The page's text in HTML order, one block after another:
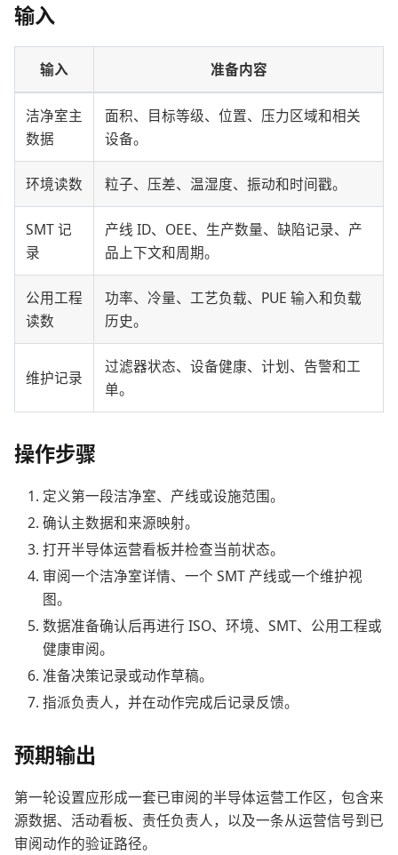
输入
输入 准备内容
洁净室主
数据
面积、目标等级、位置、压力区域和相关
设备。
环境读数 粒子、压差、温湿度、振动和时间戳。
SMT 记
录
产线 ID、OEE、生产数量、缺陷记录、产
品上下文和周期。
公用工程
读数
功率、冷量、工艺负载、PUE 输入和负载
历史。
维护记录
过滤器状态、设备健康、计划、告警和工
单。
操作步骤
定义第一段洁净室、产线或设施范围。
确认主数据和来源映射。
打开半导体运营看板并检查当前状态。
审阅一个洁净室详情、一个 SMT 产线或一个维护视
图。
数据准备确认后再进行 ISO、环境、SMT、公用工程或
健康审阅。
准备决策记录或动作草稿。
指派负责人，并在动作完成后记录反馈。
预期输出
第一轮设置应形成一套已审阅的半导体运营工作区，包含来
源数据、活动看板、责任负责人，以及一条从运营信号到已
审阅动作的验证路径。